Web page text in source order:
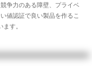
争力のある障壁、プライベ
値認証で良い製品を作るこ
す。